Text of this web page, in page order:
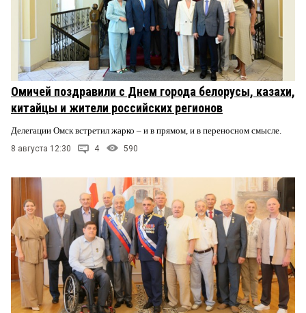
Омичей поздравили с Днем города белорусы, казахи,
китайцы и жители российских регионов
Делегации Омск встретил жарко – и в прямом, и в переносном смысле.
8 августа 12:30 4 590